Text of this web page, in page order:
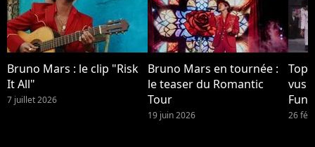
Bruno Mars : le clip "Risk
It All"
7 juillet 2026
Bruno Mars en tournée :
le teaser du Romantic
Tour
19 juin 2026
Top
vus
26